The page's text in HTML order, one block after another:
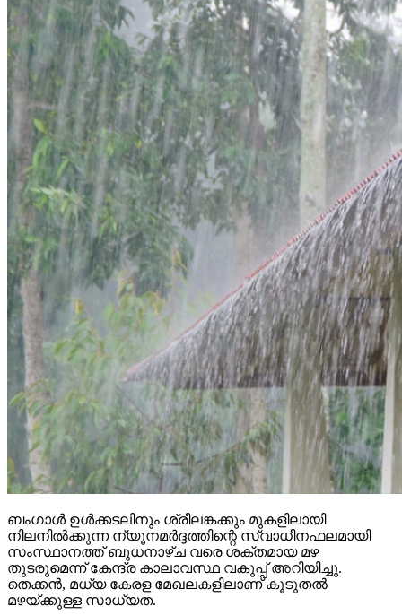
ബംഗാള്‍ ഉള്‍ക്കടലിനും ശ്രീലങ്കക്കും മുകളിലായി
നിലനില്‍ക്കുന്ന ന്യൂനമര്‍ദ്ദത്തിന്റെ സ്വാധീനഫലമായി
സംസ്ഥാനത്ത് ബുധനാഴ്ച വരെ ശക്തമായ മഴ
തുടരുമെന്ന് കേന്ദ്ര കാലാവസ്ഥ വകുപ്പ് അറിയിച്ചു.
തെക്കന്‍, മധ്യ കേരള മേഖലകളിലാണ് കൂടുതല്‍
മഴയ്ക്കുള്ള സാധ്യത.